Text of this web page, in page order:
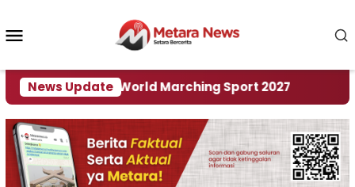
konten
News Update
Rumah World Marching Sport 2027